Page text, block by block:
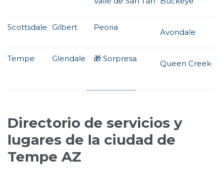
Scottsdale Gilbert Peoria
Avondale
Tempe Glendale 🎁 Sorpresa
Queen Creek
Goodyear Tucson
Directorio de servicios y
lugares de la ciudad de
Tempe AZ